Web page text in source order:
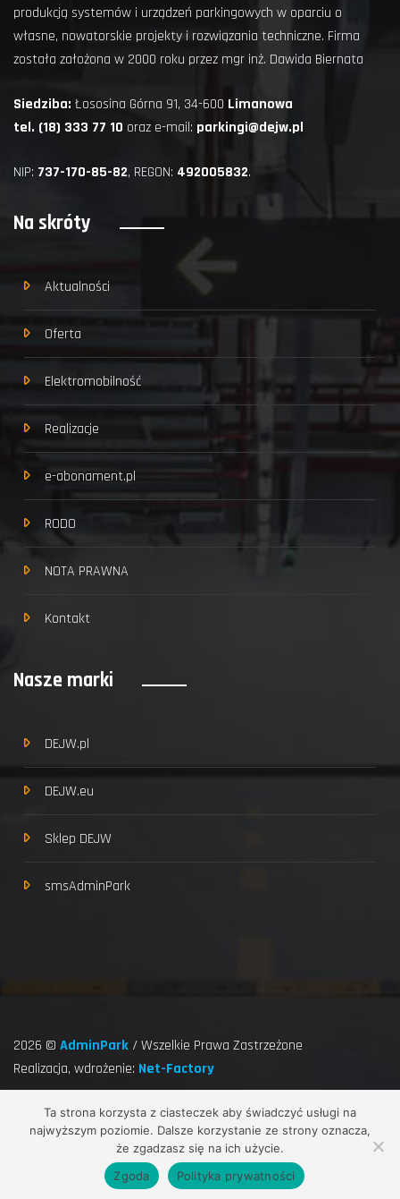
produkcją systemów i urządzeń parkingowych w oparciu o
własne, nowatorskie projekty i rozwiązania techniczne. Firma
została założona w 2000 roku przez mgr inż. Dawida Biernata
Siedziba: Łososina Górna 91, 34-600 Limanowa
tel. (18) 333 77 10 oraz e-mail: parkingi@dejw.pl
NIP: 737-170-85-82, REGON: 492005832.
Na skróty
Aktualności
Oferta
Elektromobilność
Realizacje
e-abonament.pl
RODO
NOTA PRAWNA
Kontakt
Nasze marki
DEJW.pl
DEJW.eu
Sklep DEJW
smsAdminPark
2026 © AdminPark / Wszelkie Prawa Zastrzeżone
Realizacja, wdrożenie: Net-Factory
Hits Today : 111
Total Hits : 2487079
Who's Online : 4
Przewiń do góry
Ta strona korzysta z ciasteczek aby świadczyć usługi na
najwyższym poziomie. Dalsze korzystanie ze strony oznacza,
że zgadzasz się na ich użycie.
Zgoda
Polityka prywatności